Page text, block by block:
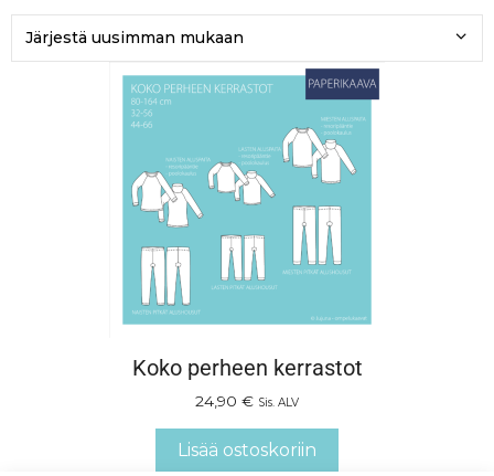
Koko perheen kerrastot
24,90 € Sis. ALV
Lisää ostoskoriin